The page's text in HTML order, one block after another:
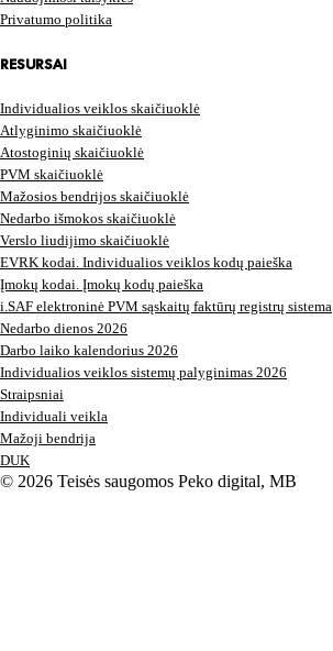
Privatumo politika
RESURSAI
Individualios veiklos skaičiuoklė
Atlyginimo skaičiuoklė
Atostoginių skaičiuoklė
PVM skaičiuoklė
Mažosios bendrijos skaičiuoklė
Nedarbo išmokos skaičiuoklė
Verslo liudijimo skaičiuoklė
EVRK kodai. Individualios veiklos kodų paieška
Įmokų kodai. Įmokų kodų paieška
i.SAF elektroninė PVM sąskaitų faktūrų registrų sistema
Nedarbo dienos 2026
Darbo laiko kalendorius 2026
Individualios veiklos sistemų palyginimas 2026
Straipsniai
Individuali veikla
Mažoji bendrija
DUK
© 2026 Teisės saugomos Peko digital, MB